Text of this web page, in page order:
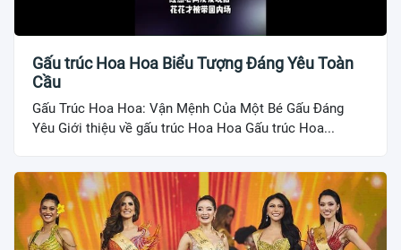
Gấu trúc Hoa Hoa Biểu Tượng Đáng Yêu Toàn
Cầu
Gấu Trúc Hoa Hoa: Vận Mệnh Của Một Bé Gấu Đáng
Yêu Giới thiệu về gấu trúc Hoa Hoa Gấu trúc Hoa...